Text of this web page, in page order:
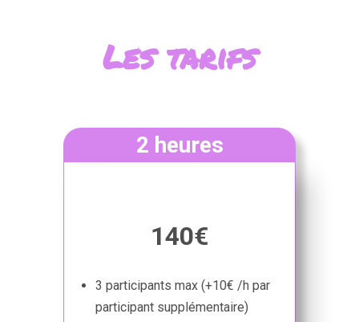
Les tarifs
2 heures
140€
3 participants max (+10€ /h par
participant supplémentaire)